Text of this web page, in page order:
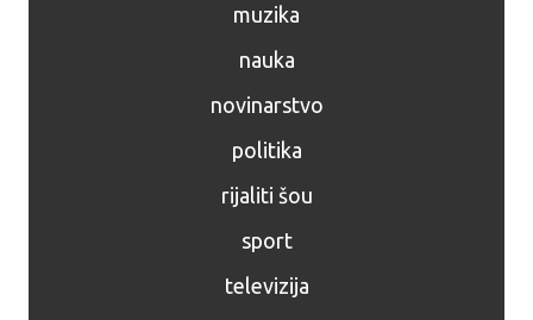
muzika
nauka
novinarstvo
politika
rijaliti šou
sport
televizija